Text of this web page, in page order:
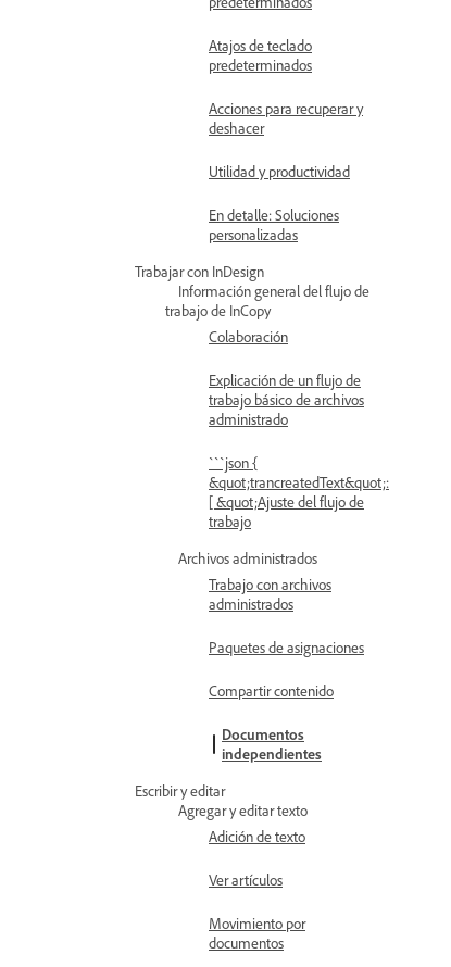
Atajos de teclado
predeterminados
Acciones para recuperar y
deshacer
Utilidad y productividad
En detalle: Soluciones
personalizadas
Trabajar con InDesign
Información general del flujo de
trabajo de InCopy
Colaboración
Explicación de un flujo de
trabajo básico de archivos
administrado
```json {
&quot;trancreatedText&quot;:
[ &quot;Ajuste del flujo de
trabajo
Archivos administrados
Trabajo con archivos
administrados
Paquetes de asignaciones
Compartir contenido
Documentos
independientes
Escribir y editar
Agregar y editar texto
Adición de texto
Ver artículos
Movimiento por
documentos